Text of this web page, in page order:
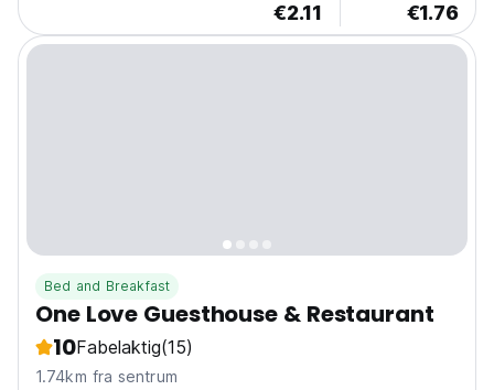
€2.11 €1.76
Bed and Breakfast
One Love Guesthouse & Restaurant
10Fabelaktig(15)
1.74km fra sentrum